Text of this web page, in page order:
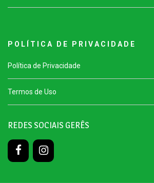
P O L Í T I C A D E P R I V A C I D A D E
Política de Privacidade
Termos de Uso
REDES SOCIAIS GERÊS